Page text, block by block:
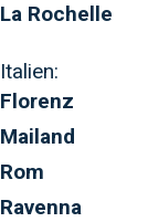
La Rochelle
Italien:
Florenz
Mailand
Rom
Ravenna